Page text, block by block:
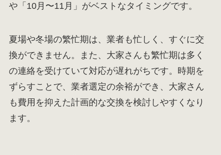
や「10月〜11月」がベストなタイミングです。
夏場や冬場の繁忙期は、業者も忙しく、すぐに交
換ができません。また、大家さんも繁忙期は多く
の連絡を受けていて対応が遅れがちです。時期を
ずらすことで、業者選定の余裕ができ、大家さん
も費用を抑えた計画的な交換を検討しやすくなり
ます。